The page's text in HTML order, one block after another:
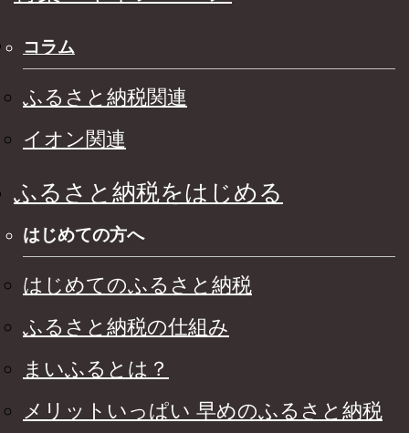
コラム
ふるさと納税関連
イオン関連
ふるさと納税をはじめる
はじめての方へ
はじめてのふるさと納税
ふるさと納税の仕組み
まいふるとは？
メリットいっぱい 早めのふるさと納税